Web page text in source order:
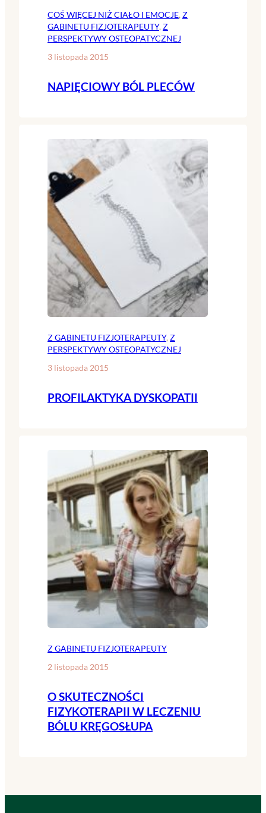
COŚ WIĘCEJ NIŻ CIAŁO I EMOCJE, Z
GABINETU FIZJOTERAPEUTY, Z
PERSPEKTYWY OSTEOPATYCZNEJ
3 listopada 2015
NAPIĘCIOWY BÓL PLECÓW
Z GABINETU FIZJOTERAPEUTY, Z
PERSPEKTYWY OSTEOPATYCZNEJ
3 listopada 2015
PROFILAKTYKA DYSKOPATII
Z GABINETU FIZJOTERAPEUTY
2 listopada 2015
O SKUTECZNOŚCI
FIZYKOTERAPII W LECZENIU
BÓLU KRĘGOSŁUPA